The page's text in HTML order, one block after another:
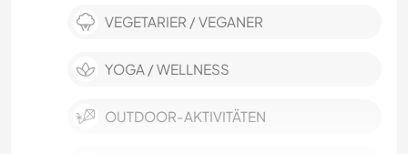
VEGETARIER / VEGANER
YOGA / WELLNESS
OUTDOOR-AKTIVITÄTEN